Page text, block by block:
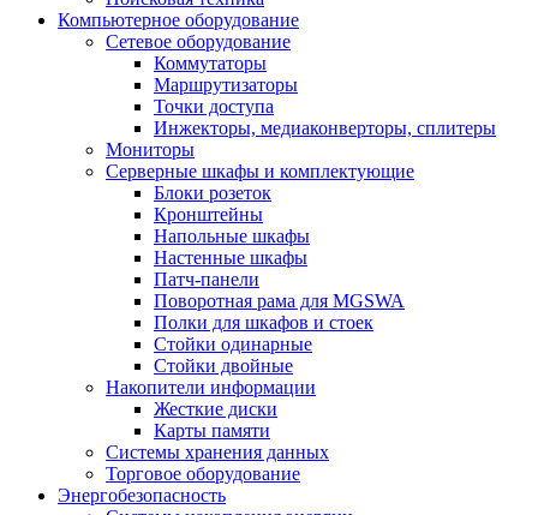
Компьютерное оборудование
Сетевое оборудование
Коммутаторы
Маршрутизаторы
Точки доступа
Инжекторы, медиаконверторы, сплитеры
Мониторы
Серверные шкафы и комплектующие
Блоки розеток
Кронштейны
Напольные шкафы
Настенные шкафы
Патч-панели
Поворотная рама для MGSWA
Полки для шкафов и стоек
Стойки одинарные
Стойки двойные
Накопители информации
Жесткие диски
Карты памяти
Системы хранения данных
Торговое оборудование
Энергобезопасность